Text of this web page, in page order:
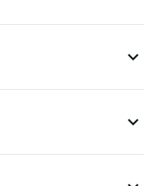
expand_more
expand_more